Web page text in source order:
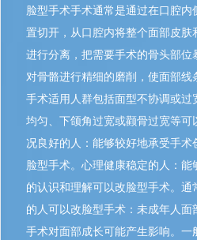
脸型手术手术通常是通过在口腔
置切开，从口腔内将整个面部皮
进行分离，把需要手术的骨头部
对骨骼进行精细的磨削，使面部线
手术适用人群包括面型不协调或过
均匀、下颌角过宽或颧骨过宽等可
况良好的人：能够较好地承受手术
脸型手术。心理健康稳定的人：
的认识和理解可以改脸型手术。通
的人可以改脸型手术：未成年人
手术对面部成长可能产生影响。一